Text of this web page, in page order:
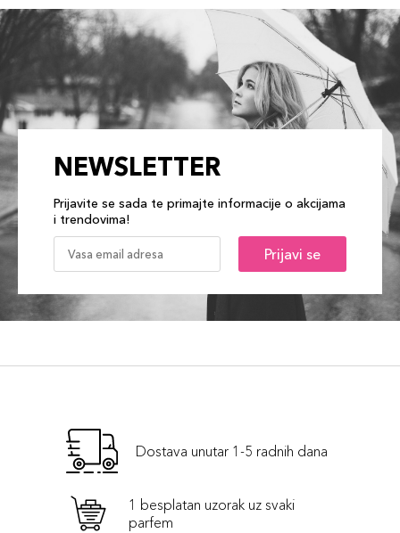
NEWSLETTER
Prijavite se sada te primajte informacije o akcijama
i trendovima!
Prijavi se
Dostava unutar 1-5 radnih dana
1 besplatan uzorak uz svaki
parfem